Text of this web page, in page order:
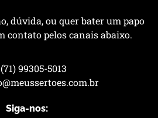
dúvida, ou quer bater um papo
contato pelos canais abaixo.
(71) 99305-5013
Siga-nos: